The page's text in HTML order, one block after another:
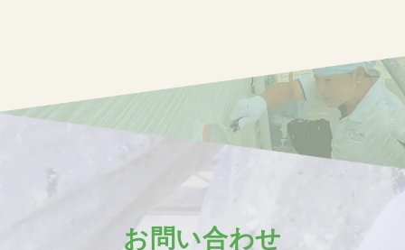
お問い合わせ